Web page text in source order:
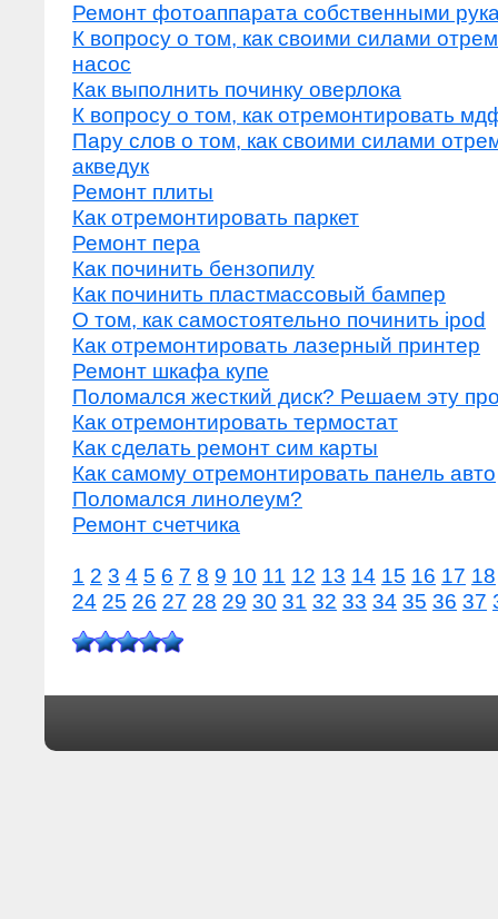
Ремонт фотоаппарата собственными
К вопросу о том, как своими силами
насос
Как выполнить починку оверлока
К вопросу о том, как отремонтировать
Пару слов о том, как своими силами
акведук
Ремонт плиты
Как отремонтировать паркет
Ремонт пера
Как починить бензопилу
Как починить пластмассовый бампер
О том, как самостоятельно починить ipod
Как отремонтировать лазерный принтер
Ремонт шкафа купе
Поломался жесткий диск? Решаем эту
Как отремонтировать термостат
Как сделать ремонт сим карты
Как самому отремонтировать панель авто
Поломался линолеум?
Ремонт счетчика
1 2 3 4 5 6 7 8 9 10 11 12 13 14 15 16 17 18
24 25 26 27 28 29 30 31 32 33 34 35 36 37